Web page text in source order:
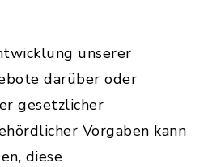
unserer
darüber oder
gesetzlicher
Vorgaben kann
diese